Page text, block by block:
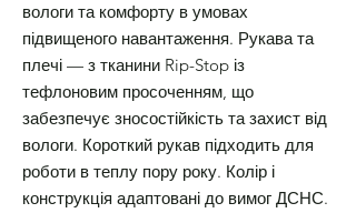
вологи та комфорту в умовах
підвищеного навантаження. Рукава та
плечі — з тканини Rip-Stop із
тефлоновим просоченням, що
забезпечує зносостійкість та захист від
вологи. Короткий рукав підходить для
роботи в теплу пору року. Колір і
конструкція адаптовані до вимог ДСНС.